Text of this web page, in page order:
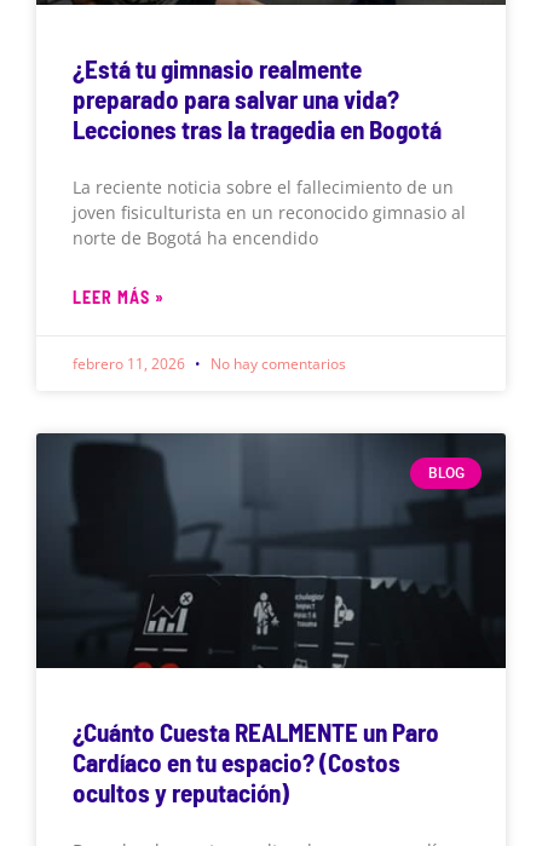
¿Está tu gimnasio realmente
preparado para salvar una vida?
Lecciones tras la tragedia en Bogotá
La reciente noticia sobre el fallecimiento de un
joven fisiculturista en un reconocido gimnasio al
norte de Bogotá ha encendido
LEER MÁS »
febrero 11, 2026 No hay comentarios
BLOG
¿Cuánto Cuesta REALMENTE un Paro
Cardíaco en tu espacio? (Costos
ocultos y reputación)